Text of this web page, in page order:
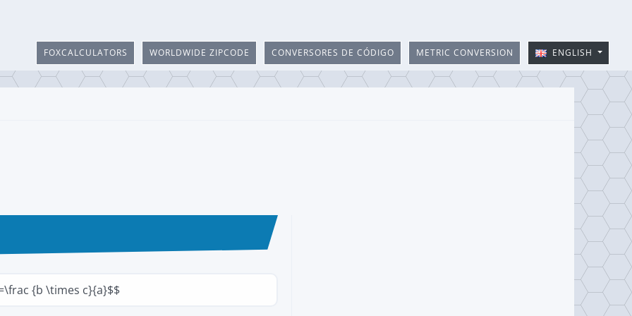
FOXCALCULATORS WORLDWIDE ZIPCODE CONVERSORES DE CÓDIGO METRIC CONVERSION ENGLISH
{b \times c}{a}$$